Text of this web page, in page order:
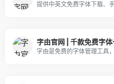
提供中英文免费字体下载、
字由是免费的字体管理工具